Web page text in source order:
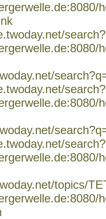
topics/